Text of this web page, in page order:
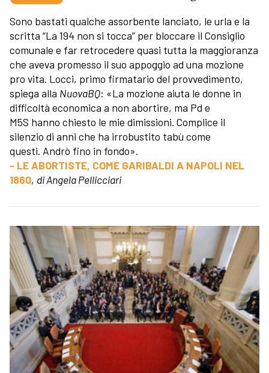
Sono bastati qualche assorbente lanciato, le urla e la
scritta “La 194 non si tocca” per bloccare il Consiglio
comunale e far retrocedere quasi tutta la maggioranza
che aveva promesso il suo appoggio ad una mozione
pro vita. Locci, primo firmatario del provvedimento,
spiega alla NuovaBQ: «La mozione aiuta le donne in
difficoltà economica a non abortire, ma Pd e
M5S hanno chiesto le mie dimissioni. Complice il
silenzio di anni che ha irrobustito tabù come
questi. Andrò fino in fondo».
- LE ABORTISTE, COME GARIBALDI A NAPOLI NEL
1860, di Angela Pellicciari